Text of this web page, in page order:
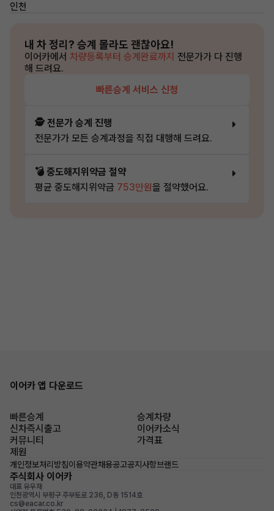
인천
내 차 정리? 승계 몰라도 괜찮아요!
이어카에서 차량등록부터 승계완료까지 전문가가 다 진행
해 드려요.
빠른승계 서비스 신청
🕵️ 전문가 승계 진행
전문가가 모든 승계과정을 직접 대행해 드려요.
💣 중도해지위약금 절약
평균 중도해지위약금 753만원을 절약했어요.
이어카 앱 다운로드
빠른승계
승계차량
신차즉시출고
이어카소식
커뮤니티
가격표
제원
개인정보처리방침이용약관채용공고공지사항브랜드
주식회사 이어카
대표 유우재
인천광역시 부평구 주부토로 236, D동 1514호
cs@eacar.co.kr